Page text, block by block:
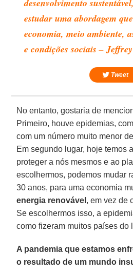
desenvolvimento
estudar uma abordagem
economia, meio ambiente,
e condições sociais –
Tweet
No entanto, gostaria de
Primeiro, houve epidemias,
com um número muito menor
Em segundo lugar, hoje temos
proteger a nós mesmos e ao
escolhermos, podemos mudar
30 anos, para uma economia
energia renovável , em vez de
Se escolhermos isso, a
como fizeram muitos países do
A pandemia que estamos
o resultado de um mundo